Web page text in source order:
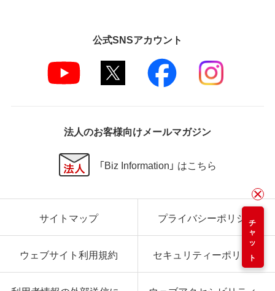
チャット
公式SNSアカウント
法人のお客様向けメールマガジン
「Biz Information」 はこちら
サイトマップ プライバシーポリシー
ウェブサイト利用規約 セキュリティーポリシー